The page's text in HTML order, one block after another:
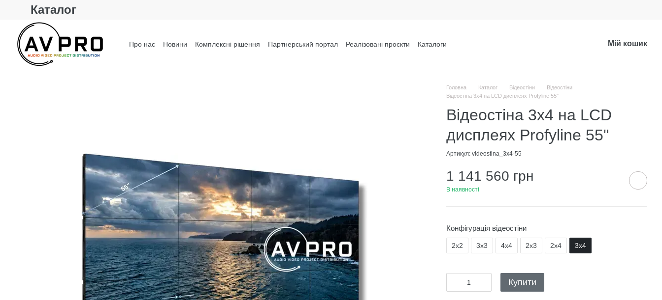
Перейти до основного контенту
Каталог
Про нас Новини Комплексні рішення Партнерський портал Реалізовані проєкти
Каталоги
Мій кошик
Головна Каталог Відеостіни
Відеостіни
Відеостіна 3х4 на LCD дисплеях Profyline 55"
Відеостіна 3х4 на LCD
дисплеях Profyline 55"
Артикул: videostinа_3х4-55
1 141 560 грн
В наявності
Конфігурація відеостіни
2x2 3x3 4x4 2x3 2x4 3x4
Купити